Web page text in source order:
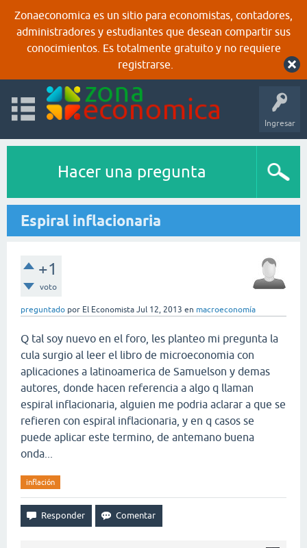
Zonaeconomica es un sitio para economistas, contadores,
administradores y estudiantes que desean compartir sus
conocimientos. Es totalmente gratuito y no requiere
registrarse.
Ingresar
Hacer una pregunta
Espiral inflacionaria
+1
voto
preguntado por El Economista Jul 12, 2013 en macroeconomía
Q tal soy nuevo en el foro, les planteo mi pregunta la
cula surgio al leer el libro de microeconomia con
aplicaciones a latinoamerica de Samuelson y demas
autores, donde hacen referencia a algo q llaman
espiral inflacionaria, alguien me podria aclarar a que se
refieren con espiral inflacionaria, y en q casos se
puede aplicar este termino, de antemano buena
onda...
inflación